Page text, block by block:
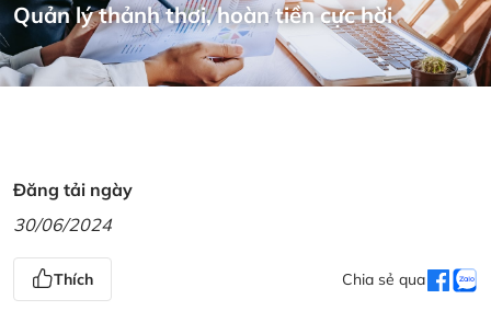
Quản lý thảnh thơi, hoàn tiền cực hời
Đăng tải ngày
30/06/2024
Thích Chia sẻ qua